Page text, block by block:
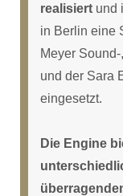
realisiert und
in Berlin eine
Meyer
und der Sara
eingesetzt.
Die Engine